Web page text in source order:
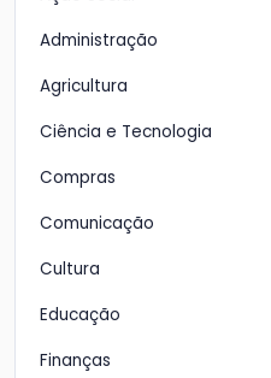
Administração
Agricultura
Ciência e Tecnologia
Compras
Comunicação
Cultura
Educação
Finanças